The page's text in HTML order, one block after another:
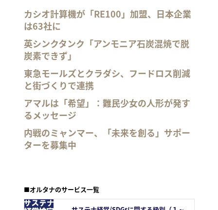
カシオ計算機が「RE100」加盟、日本企業
は63社に
英シンクタンク「アンモニア石炭混焼で脱
炭素できず」
東急モールズとクラダシ、フードロス削減
と街づくりで連携
アマルは「希望」：難民少女の人形が発す
るメッセージ
内戦のミャンマー、「未来を創る」サポー
ターを募集中
■オルタナのサービス一覧